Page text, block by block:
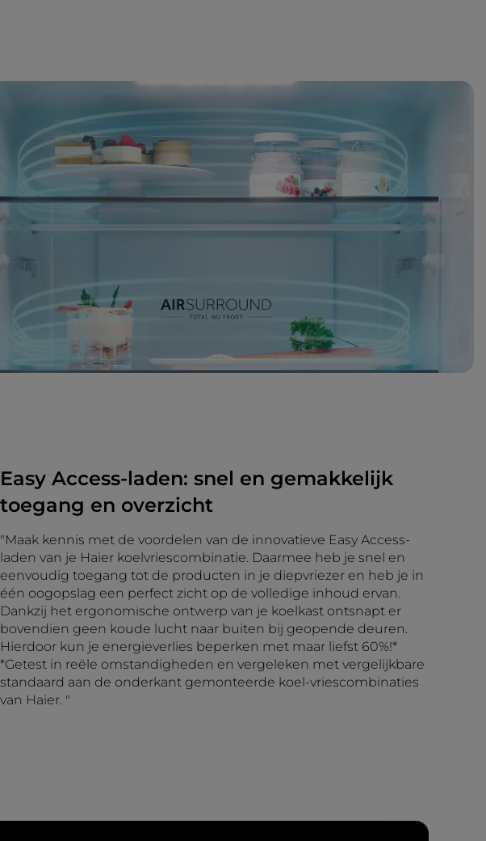
Easy Access-laden: snel en gemakkelijk
toegang en overzicht
"Maak kennis met de voordelen van de innovatieve Easy Access-
laden van je Haier koelvriescombinatie. Daarmee heb je snel en
eenvoudig toegang tot de producten in je diepvriezer en heb je in
één oogopslag een perfect zicht op de volledige inhoud ervan.
Dankzij het ergonomische ontwerp van je koelkast ontsnapt er
bovendien geen koude lucht naar buiten bij geopende deuren.
Hierdoor kun je energieverlies beperken met maar liefst 60%!*
*Getest in reële omstandigheden en vergeleken met vergelijkbare
standaard aan de onderkant gemonteerde koel-vriescombinaties
van Haier. "